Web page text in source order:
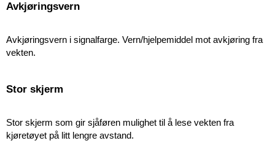
Avkjøringsvern
Avkjøringsvern i signal­farge. Vern/hjelpemiddel mot avkjøring fra
vekten.
Stor skjerm
Stor skjerm som gir sjåføren mulighet til å lese vekten fra
kjøretøyet på litt lengre avstand.